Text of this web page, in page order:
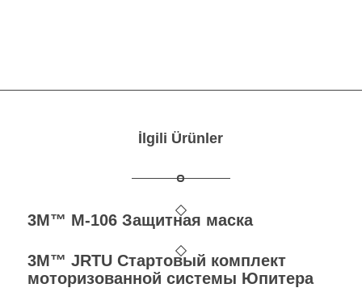
İlgili Ürünler
3M™ M-106 Защитная маска
3M™ JRTU Стартовый комплект
моторизованной системы Юпитера